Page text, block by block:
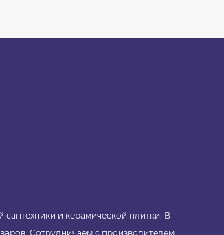
сантехники и керамической плитки. В
Сотрудничаем с производителем